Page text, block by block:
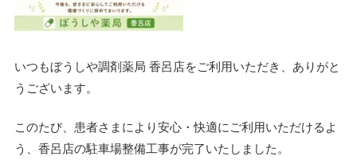
いつもぼうしや調剤薬局 香呂店をご利用いただき、ありがと
うございます。
このたび、患者さまにより安心・快適にご利用いただけるよ
う、 香呂店の駐車場整備工事が完了いたしました。